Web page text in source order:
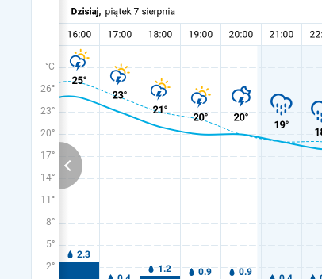
°C
26°
23°
20°
17°
14°
11°
8°
5°
2°